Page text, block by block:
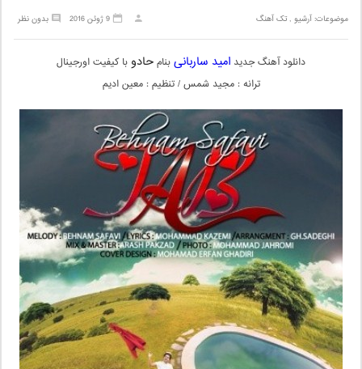
موضوعات:آرشیو ,تک آهنگ بدون نظر 9 ژوئن 2016
دانلود آهنگ جدید امید ساربانیبنامحادو با کیفیت اورجینال
ترانه : مجید شمس / تنظیم : معین ادیم